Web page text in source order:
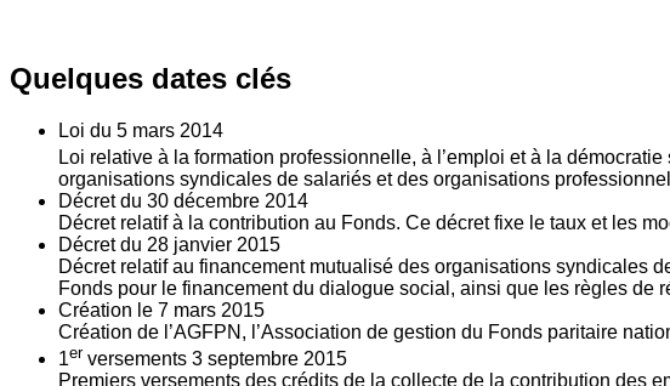
Quelques dates clés
Loi du 5 mars 2014
Loi relative à la formation professionnelle, à l’emploi et à la
organisations syndicales de salariés et des organisations
Décret du 30 décembre 2014
Décret relatif à la contribution au Fonds. Ce décret fixe le taux et les
Décret du 28 janvier 2015
Décret relatif au financement mutualisé des organisations syndicales
Fonds pour le financement du dialogue social, ainsi que les règles de
Création le 7 mars 2015
Création de l’AGFPN, l’Association de gestion du Fonds paritaire
1er versements 3 septembre 2015
Premiers versements des crédits de la collecte de la contribution des